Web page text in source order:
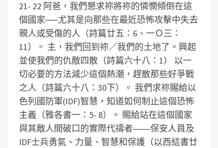
21- 22 阿爸，我們懇求祢將祢的憐憫傾倒在這
個國家──尤其是向那些在最近恐怖攻擊中失去
親人或受傷的人（詩篇廿五：6、一Ｏ三：
11）。 主，我們回到祢／我們的土地了。興起
並使我們的仇敵四散（詩篇六十八：1） 以一
切必要的方法減少這個熱潮，趕散那些好爭戰
之人（詩篇六十八：30下）。 我們求祢賜給以
色列國防軍(IDF)智慧，知道如何制止這個恐怖
主義（雅各書一：5- 8）。 賜給站在這個國家
與其敵人間破口的實際代禱者――保安人員及
IDF士兵勇氣、力量、智慧和保護（以西結書廿